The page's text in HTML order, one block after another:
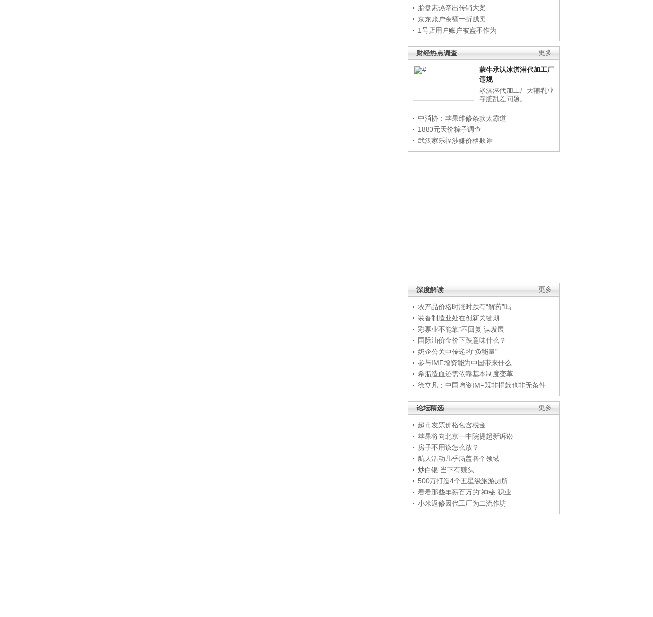
胎盘素热牵出传销大案
京东账户余额一折贱卖
1号店用户账户被盗不作为
更多
财经热点调查
蒙牛承认冰淇淋代加工厂
违规
冰淇淋代加工厂天辅乳业
存脏乱差问题。
中消协：苹果维修条款太霸道
1880元天价粽子调查
武汉家乐福涉嫌价格欺诈
更多
深度解读
农产品价格时涨时跌有“解药”吗
装备制造业处在创新关键期
彩票业不能靠“不回复”谋发展
国际油价金价下跌意味什么？
奶企公关中传递的“负能量”
参与IMF增资能为中国带来什么
希腊造血还需依靠基本制度变革
徐立凡：中国增资IMF既非捐款也非无条件
更多
论坛精选
超市发票价格包含税金
苹果将向北京一中院提起新诉讼
房子不用该怎么放？
航天活动几乎涵盖各个领域
炒白银 当下有赚头
500万打造4个五星级旅游厕所
看看那些年薪百万的“神秘”职业
小米返修因代工厂为二流作坊